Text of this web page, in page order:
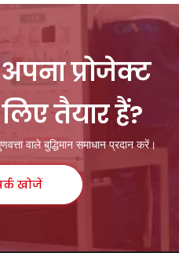
प्रोजेक्ट
तैयार हैं?
वाले बुद्धिमान समाधान प्रदान करें।
खोजें